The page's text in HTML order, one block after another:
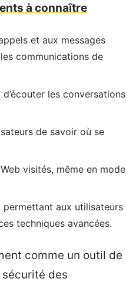
à connaître
et aux messages
communications de
les conversations
de savoir où se
visités, même en mode
permettant aux utilisateurs
techniques avancées.
comme un outil de
des